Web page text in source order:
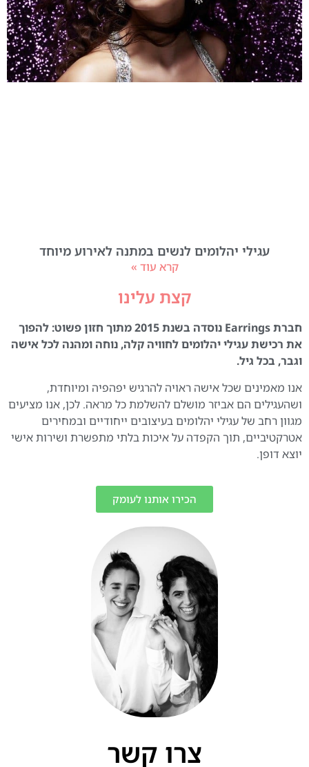
עגילי יהלומים לנשים במתנה לאירוע מיוחד
קרא עוד »
קצת עלינו
חברת Earrings נוסדה בשנת 2015 מתוך חזון פשוט: להפוך
את רכישת עגילי יהלומים לחוויה קלה, נוחה ומהנה לכל אישה
וגבר, בכל גיל.
אנו מאמינים שכל אישה ראויה להרגיש יפהפיה ומיוחדת,
ושהעגילים הם אביזר מושלם להשלמת כל מראה. לכן, אנו מציעים
מגוון רחב של עגילי יהלומים בעיצובים ייחודיים ובמחירים
אטרקטיביים, תוך הקפדה על איכות בלתי מתפשרת ושירות אישי
יוצא דופן.
הכירו אותנו לעומק
צרו קשר